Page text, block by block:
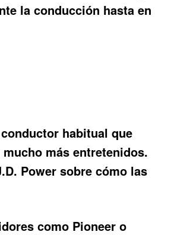
la conducción hasta en
habitual que
más entretenidos.
Power sobre cómo las
como Pioneer o